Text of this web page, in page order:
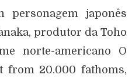
personagem japonês
produtor da Toho
norte-americano O
from 20.000 fathoms,